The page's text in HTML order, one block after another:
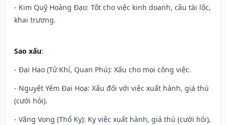
- Kim Quỹ Hoàng Đạo: Tốt cho việc kinh doanh, cầu tài lộc,
khai trương.
Sao xấu:
- Đại Hao (Tử Khí, Quan Phú): Xấu cho mọi công việc.
- Nguyệt Yếm Đại Hoạ: Xấu đối với việc xuất hành, giá thú
(cưới hỏi).
- Vãng Vong (Thổ Kỵ): Kỵ việc xuất hành, giá thú (cưới hỏi),